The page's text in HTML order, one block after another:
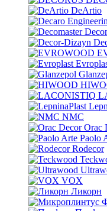
DeArtio
NMC
Orac
Paolo
Rodecor
VOX
Ликорн